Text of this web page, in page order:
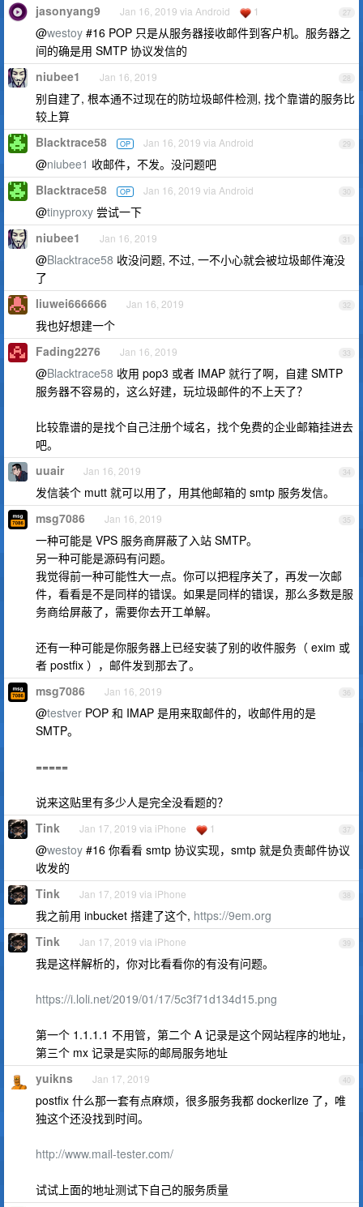
27
jasonyang9 Jan 16, 2019 via Android 1
@westoy #16 POP 只是从服务器接收邮件到客户机。服务器之
间的确是用 SMTP 协议发信的
28
niubee1 Jan 16, 2019
别自建了, 根本通不过现在的防垃圾邮件检测, 找个靠谱的服务比
较上算
29
Blacktrace58 OP Jan 16, 2019 via Android
@niubee1 收邮件，不发。没问题吧
30
Blacktrace58 OP Jan 16, 2019 via Android
@tinyproxy 尝试一下
31
niubee1 Jan 16, 2019
@Blacktrace58 收没问题, 不过, 一不小心就会被垃圾邮件淹没
了
32
liuwei666666 Jan 16, 2019
我也好想建一个
33
Fading2276 Jan 16, 2019
@Blacktrace58 收用 pop3 或者 IMAP 就行了啊，自建 SMTP
服务器不容易的，这么好建，玩垃圾邮件的不上天了？
比较靠谱的是找个自己注册个域名，找个免费的企业邮箱挂进去
吧。
34
uuair Jan 16, 2019
发信装个 mutt 就可以用了，用其他邮箱的 smtp 服务发信。
35
msg7086 Jan 16, 2019
一种可能是 VPS 服务商屏蔽了入站 SMTP。
另一种可能是源码有问题。
我觉得前一种可能性大一点。你可以把程序关了，再发一次邮
件，看看是不是同样的错误。如果是同样的错误，那么多数是服
务商给屏蔽了，需要你去开工单解。
还有一种可能是你服务器上已经安装了别的收件服务（ exim 或
者 postfix ），邮件发到那去了。
36
msg7086 Jan 16, 2019
@testver POP 和 IMAP 是用来取邮件的，收邮件用的是
SMTP。
=====
说来这贴里有多少人是完全没看题的？
37
Tink Jan 17, 2019 via iPhone 1
@westoy #16 你看看 smtp 协议实现，smtp 就是负责邮件协议
收发的
38
Tink Jan 17, 2019 via iPhone
我之前用 inbucket 搭建了这个, https://9em.org
39
Tink Jan 17, 2019 via iPhone
我是这样解析的，你对比看看你的有没有问题。
https://i.loli.net/2019/01/17/5c3f71d134d15.png
第一个 1.1.1.1 不用管，第二个 A 记录是这个网站程序的地址，
第三个 mx 记录是实际的邮局服务地址
40
yuikns Jan 17, 2019
postfix 什么那一套有点麻烦，很多服务我都 dockerlize 了，唯
独这个还没找到时间。
http://www.mail-tester.com/
试试上面的地址测试下自己的服务质量